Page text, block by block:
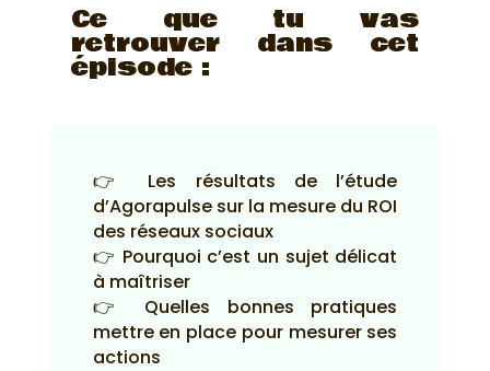
Ce que tu vas
retrouver dans cet
épisode :
👉 Les résultats de l’étude
d’Agorapulse sur la mesure du ROI
des réseaux sociaux
👉 Pourquoi c’est un sujet délicat
à maîtriser
👉 Quelles bonnes pratiques
mettre en place pour mesurer ses
actions